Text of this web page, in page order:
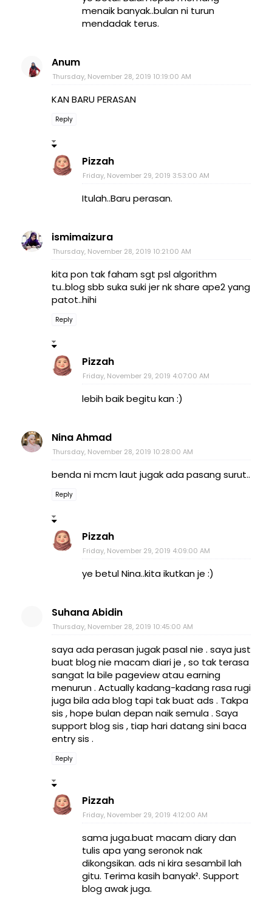
menaik banyak..bulan ni turun
mendadak terus.
Anum
Thursday, November 28, 2019 10:19:00 AM
KAN BARU PERASAN
Reply
Pizzah
Friday, November 29, 2019 3:53:00 AM
Itulah..Baru perasan.
ismimaizura
Thursday, November 28, 2019 10:21:00 AM
kita pon tak faham sgt psl algorithm
tu..blog sbb suka suki jer nk share ape2 yang
patot..hihi
Reply
Pizzah
Friday, November 29, 2019 4:07:00 AM
lebih baik begitu kan :)
Nina Ahmad
Thursday, November 28, 2019 10:28:00 AM
benda ni mcm laut jugak ada pasang surut..
Reply
Pizzah
Friday, November 29, 2019 4:09:00 AM
ye betul Nina..kita ikutkan je :)
Suhana Abidin
Thursday, November 28, 2019 10:45:00 AM
saya ada perasan jugak pasal nie . saya just
buat blog nie macam diari je , so tak terasa
sangat la bile pageview atau earning
menurun . Actually kadang-kadang rasa rugi
juga bila ada blog tapi tak buat ads . Takpa
sis , hope bulan depan naik semula . Saya
support blog sis , tiap hari datang sini baca
entry sis .
Reply
Pizzah
Friday, November 29, 2019 4:12:00 AM
sama juga.buat macam diary dan
tulis apa yang seronok nak
dikongsikan. ads ni kira sesambil lah
gitu. Terima kasih banyak². Support
blog awak juga.